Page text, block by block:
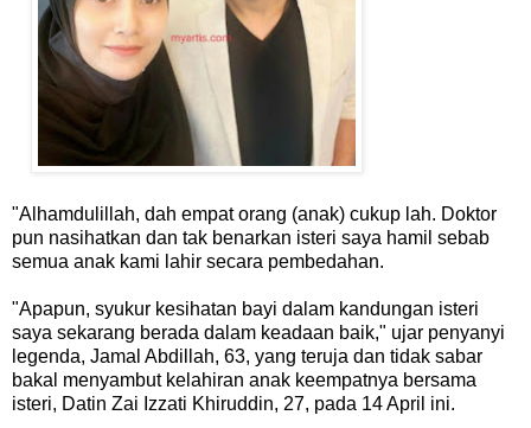
"Alhamdulillah, dah empat orang (anak) cukup lah. Doktor
pun nasihatkan dan tak benarkan isteri saya hamil sebab
semua anak kami lahir secara pembedahan.
"Apapun, syukur kesihatan bayi dalam kandungan isteri
saya sekarang berada dalam keadaan baik," ujar penyanyi
legenda, Jamal Abdillah, 63, yang teruja dan tidak sabar
bakal menyambut kelahiran anak keempatnya bersama
isteri, Datin Zai Izzati Khiruddin, 27, pada 14 April ini.